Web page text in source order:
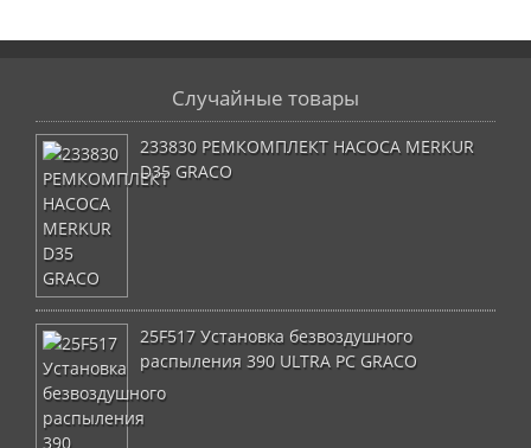
Случайные товары
233830 РЕМКОМПЛЕКТ НАСОСА MERKUR
D35 GRACO
25F517 Установка безвоздушного
распыления 390 ULTRA PC GRACO